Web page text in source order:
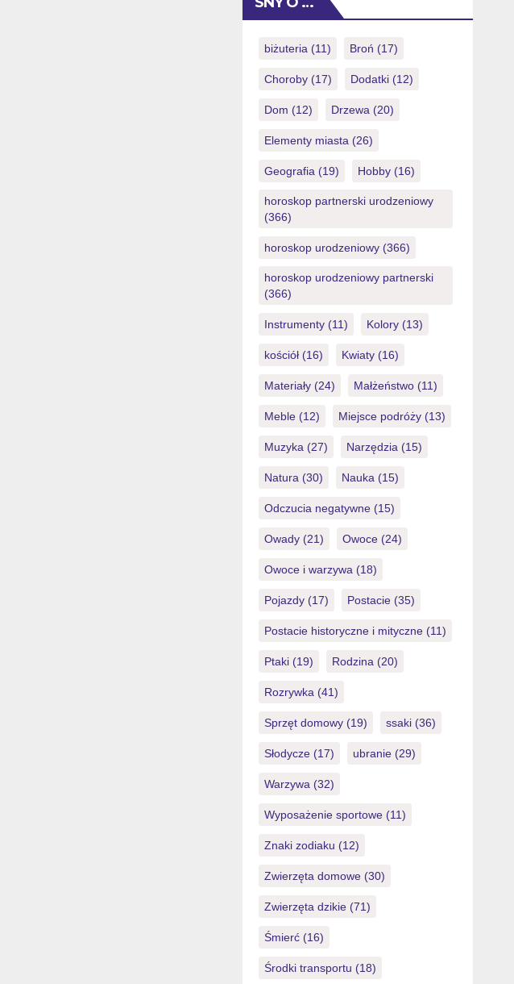
plata eficiente De asemenea, ?i
cand jucatorii pentru a fi capabil i?i
testarea jocurilor in la versiune […]
biżuteria(11) Broń (17)
Choroby(17) Dodatki(12)
Dom (12) Drzewa(20)
Elementy miasta(26)
Geografia(19) Hobby(16)
horoskop partnerski urodzeniowy
(366)
horoskop urodzeniowy(366)
horoskop urodzeniowy partnerski
(366)
Instrumenty(11) Kolory(13)
kościół(16) Kwiaty(16)
Materiały(24) Małżeństwo(11)
Meble(12) Miejsce podróży(13)
Muzyka(27) Narzędzia(15)
Natura(30) Nauka(15)
Odczucia negatywne(15)
Owady(21) Owoce(24)
Owoce i warzywa(18)
Pojazdy(17) Postacie(35)
Postacie historyczne i mityczne(11)
Ptaki(19) Rodzina(20)
Rozrywka(41)
Sprzęt domowy(19) ssaki(36)
Słodycze(17) ubranie(29)
Warzywa(32)
Wyposażenie sportowe(11)
Znaki zodiaku (12)
Zwierzęta domowe(30)
Zwierzęta dzikie(71)
Śmierć(16)
Środki transportu (18)